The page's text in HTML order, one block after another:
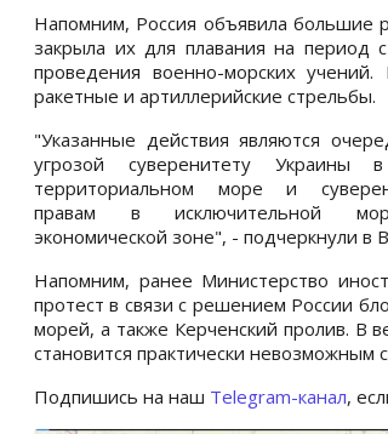
Напомним, Россия объявила большие
закрыла их для плавания на
проведения военно-морских
ракетные и артиллерийские стрельбы.
"Указанные действия являются
угрозой суверенитету Украины
территориальном море и
правам в исключительной
экономической зоне", - подчеркнули в
Напомним, ранее Министерство
протест в связи с решением России
морей, а также Керченский пролив. В
становится практически невозможным
Подпишись на наш Telegram-канал,